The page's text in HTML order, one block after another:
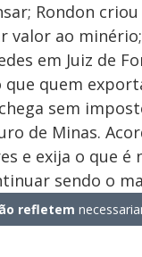
Rondon
valor ao
em Juiz de
que quem
sem
de Minas.
e exija o que é
sendo o
refletem